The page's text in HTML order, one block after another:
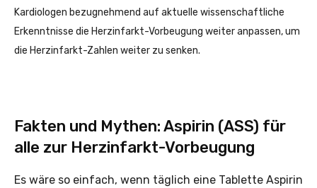
Kardiologen bezugnehmend auf aktuelle wissenschaftliche
Erkenntnisse die Herzinfarkt-Vorbeugung weiter anpassen, um
die Herzinfarkt-Zahlen weiter zu senken.
Fakten und Mythen: Aspirin (ASS) für
alle zur Herzinfarkt-Vorbeugung
Es wäre so einfach, wenn täglich eine Tablette Aspirin